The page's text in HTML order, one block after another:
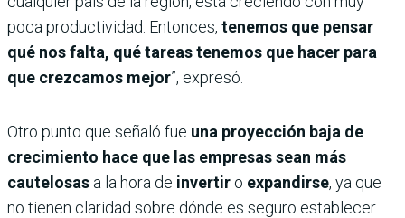
poca productividad. Entonces, tenemos que pensar
qué nos falta, qué tareas tenemos que hacer para
que crezcamos mejor”, expresó.
Otro punto que señaló fue una proyección baja de
crecimiento hace que las empresas sean más
cautelosas a la hora de invertir o expandirse, ya que
no tienen claridad sobre dónde es seguro establecer